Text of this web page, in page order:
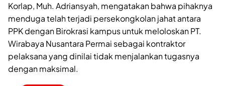
Korlap, Muh. Adriansyah, mengatakan bahwa pihaknya
menduga telah terjadi persekongkolan jahat antara
PPK dengan Birokrasi kampus untuk meloloskan PT.
Wirabaya Nusantara Permai sebagai kontraktor
pelaksana yang dinilai tidak menjalankan tugasnya
dengan maksimal.